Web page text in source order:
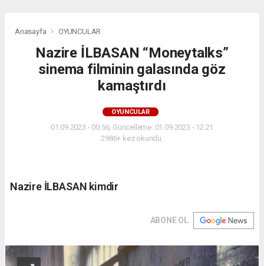
Anasayfa OYUNCULAR
Nazire İLBASAN “Moneytalks”
sinema filminin galasında göz
kamaştırdı
OYUNCULAR
01.09.2023 - 00:56, Güncelleme: 01.09.2023 - 12:21
2986+ kez okundu.
Nazire İLBASAN kimdir
ABONE OL